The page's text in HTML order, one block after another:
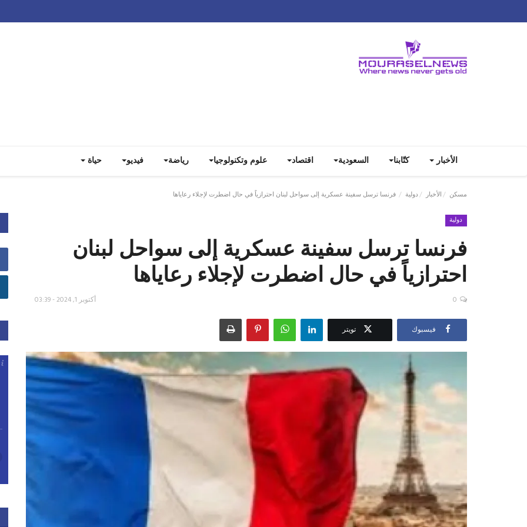
الأخبار كتّابنا السعودية اقتصاد علوم وتكنولوجيا رياضة فيديو حياة
مسكن الأخبار دولية فرنسا ترسل سفينة عسكرية إلى سواحل لبنان احترازياً في حال اضطرت لإجلاء رعاياها
دولية
فرنسا ترسل سفينة عسكرية إلى سواحل لبنان
احترازياً في حال اضطرت لإجلاء رعاياها
أكتوبر 1, 2024 - 03:39 0
فيسبوك تويتر